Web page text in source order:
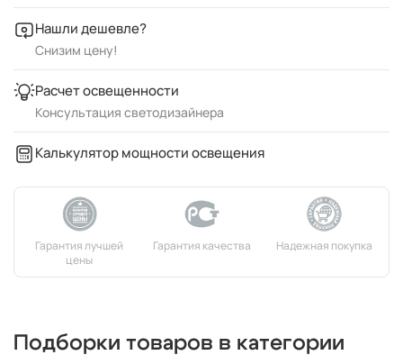
Нашли дешевле?
Снизим цену!
Расчет освещенности
Консультация светодизайнера
Калькулятор мощности освещения
Подборки товаров в категории